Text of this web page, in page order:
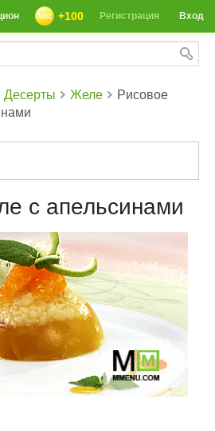
Вход
Регистрация
+100
Десерты Желе
Рисовое
с апельсинами